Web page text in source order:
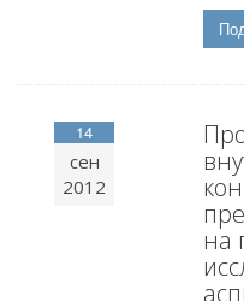
14
сен
2012
на